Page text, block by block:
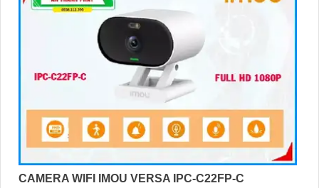
CAMERA WIFI IMOU VERSA IPC-C22FP-C